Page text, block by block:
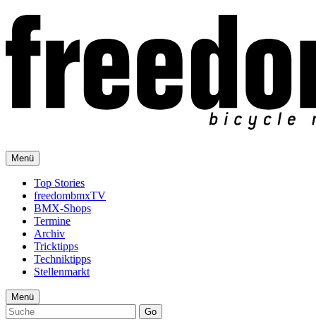
Menü
Top Stories
freedombmxTV
BMX-Shops
Termine
Archiv
Tricktipps
Techniktipps
Stellenmarkt
Menü
Go